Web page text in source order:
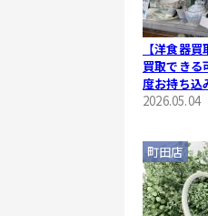
【洋食器
買取できる
度お持ち込
2026.05.04
町田店